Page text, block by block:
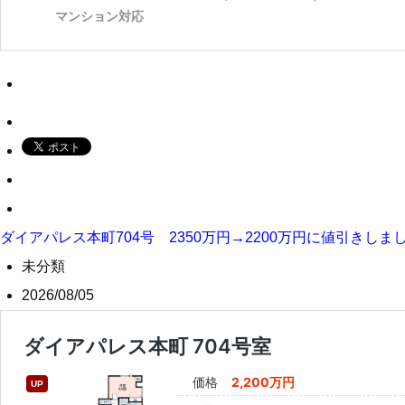
ダイアパレス本町704号 2350万円→2200万円に値引きしま
未分類
2026/08/05